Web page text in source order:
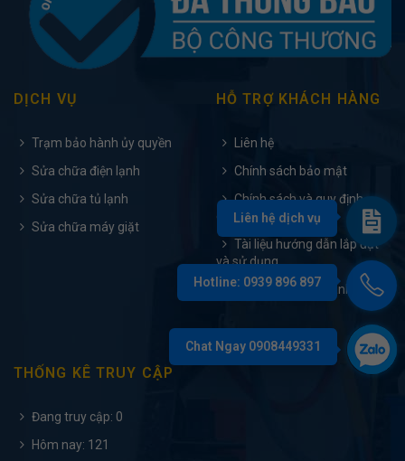
DỊCH VỤ
Trạm bảo hành ủy quyền
Sửa chữa điện lạnh
Sửa chữa tủ lạnh
Sửa chữa máy giặt
HỖ TRỢ KHÁCH HÀNG
Liên hệ
Chính sách bảo mật
Chính sách và quy định
chung
Tài liệu hướng dẫn lắp đặt
và sử dụng
Điều khoản bảo hành
THỐNG KÊ TRUY CẬP
Đang truy cập: 0
Hôm nay: 121